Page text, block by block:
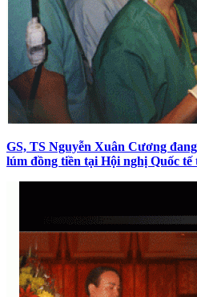
GS, TS Nguyễn Xuân Cương
lúm đồng tiền tại Hội nghị Quốc tế